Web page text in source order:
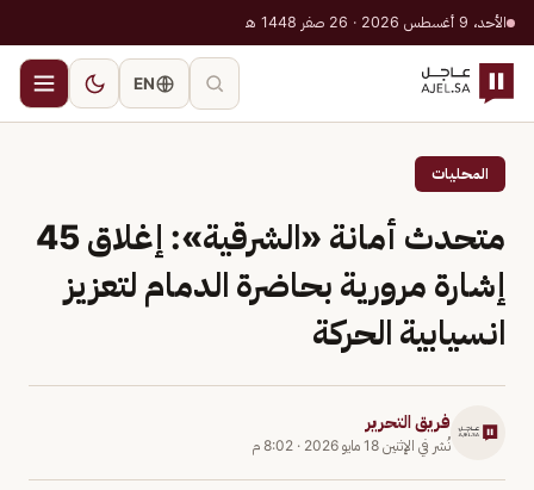
الأحد، 9 أغسطس 2026 · 26 صفر 1448 هـ
EN
المحليات
متحدث أمانة «الشرقية»: إغلاق 45
إشارة مرورية بحاضرة الدمام لتعزيز
انسيابية الحركة
فريق التحرير
نُشر في الإثنين 18 مايو 2026 · 8:02 م